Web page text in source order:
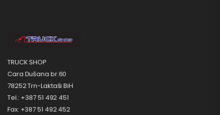
TRUCK SHOP
Cara Dušana br.60
78252 Trn-Laktaši BiH
Tel.: +387 51 492 451
Fax: +387 51 492 452